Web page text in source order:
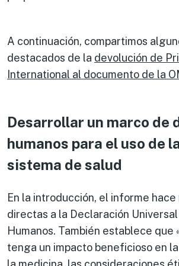
A continuación, compartimos
destacados de la devolución de
International al documento de la
Desarrollar un marco de
humanos para el uso de
sistema de salud
En la introducción, el informe
directas a la Declaración
Humanos. También establece que
tenga un impacto beneficioso en